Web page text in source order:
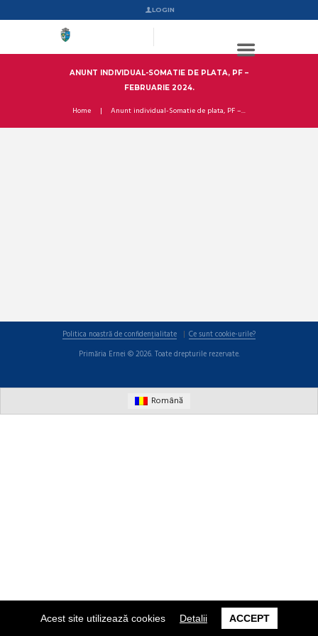
Acest site utilizează cookies Detalii ACCEPT
LOGIN
ANUNT INDIVIDUAL-SOMATIE DE PLATA, PF –
FEBRUARIE 2024.
Home Anunt individual-Somatie de plata, PF –...
Politica noastră de confidențialitate
Ce sunt cookie-urile?
Primăria Ernei © 2026. Toate drepturile rezervate.
Română